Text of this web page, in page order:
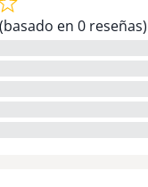
en 0 reseñas)